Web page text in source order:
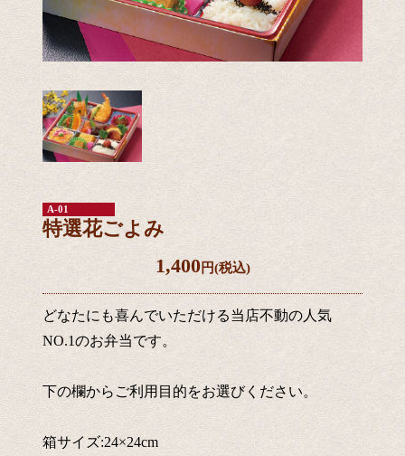
A-01
特選花ごよみ
1,400円(税込)
どなたにも喜んでいただける当店不動の人気
NO.1のお弁当です。
下の欄からご利用目的をお選びください。
箱サイズ:24×24cm